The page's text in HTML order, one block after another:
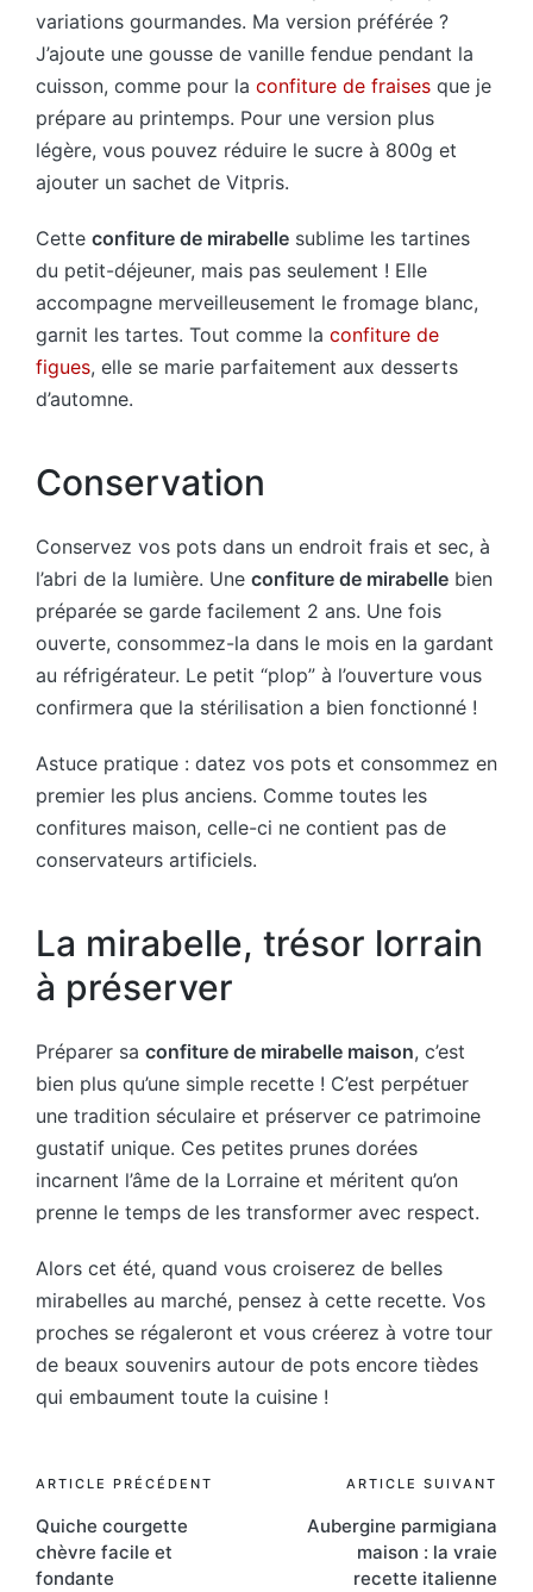
variations gourmandes. Ma version préférée ?
J’ajoute une gousse de vanille fendue pendant la
cuisson, comme pour la confiture de fraises que je
prépare au printemps. Pour une version plus
légère, vous pouvez réduire le sucre à 800g et
ajouter un sachet de Vitpris.
Cette confiture de mirabelle sublime les tartines
du petit-déjeuner, mais pas seulement ! Elle
accompagne merveilleusement le fromage blanc,
garnit les tartes. Tout comme la confiture de
figues, elle se marie parfaitement aux desserts
d’automne.
Conservation
Conservez vos pots dans un endroit frais et sec, à
l’abri de la lumière. Une confiture de mirabelle bien
préparée se garde facilement 2 ans. Une fois
ouverte, consommez-la dans le mois en la gardant
au réfrigérateur. Le petit “plop” à l’ouverture vous
confirmera que la stérilisation a bien fonctionné !
Astuce pratique : datez vos pots et consommez en
premier les plus anciens. Comme toutes les
confitures maison, celle-ci ne contient pas de
conservateurs artificiels.
La mirabelle, trésor lorrain
à préserver
Préparer sa confiture de mirabelle maison, c’est
bien plus qu’une simple recette ! C’est perpétuer
une tradition séculaire et préserver ce patrimoine
gustatif unique. Ces petites prunes dorées
incarnent l’âme de la Lorraine et méritent qu’on
prenne le temps de les transformer avec respect.
Alors cet été, quand vous croiserez de belles
mirabelles au marché, pensez à cette recette. Vos
proches se régaleront et vous créerez à votre tour
de beaux souvenirs autour de pots encore tièdes
qui embaument toute la cuisine !
Post
navigation
ARTICLE PRÉCÉDENT
Quiche courgette
chèvre facile et
fondante
ARTICLE SUIVANT
Aubergine parmigiana
maison : la vraie
recette italienne